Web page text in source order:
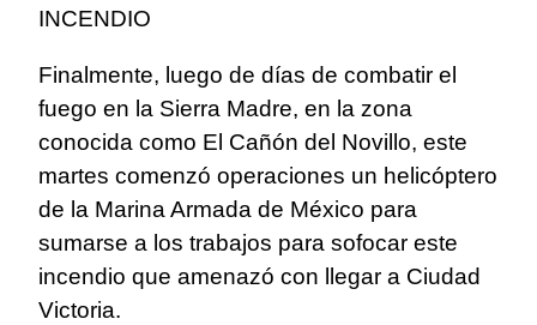
INCENDIO
Finalmente, luego de días de combatir el
fuego en la Sierra Madre, en la zona
conocida como El Cañón del Novillo, este
martes comenzó operaciones un helicóptero
de la Marina Armada de México para
sumarse a los trabajos para sofocar este
incendio que amenazó con llegar a Ciudad
Victoria.